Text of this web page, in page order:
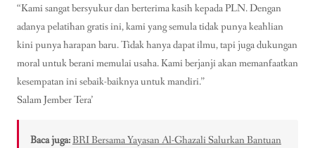
“Kami sangat bersyukur dan berterima kasih kepada PLN. Dengan
adanya pelatihan gratis ini, kami yang semula tidak punya keahlian
kini punya harapan baru. Tidak hanya dapat ilmu, tapi juga dukungan
moral untuk berani memulai usaha. Kami berjanji akan memanfaatkan
kesempatan ini sebaik-baiknya untuk mandiri.”
Salam Jember Tera’
Baca juga:BRI Bersama Yayasan Al-Ghazali Salurkan Bantuan